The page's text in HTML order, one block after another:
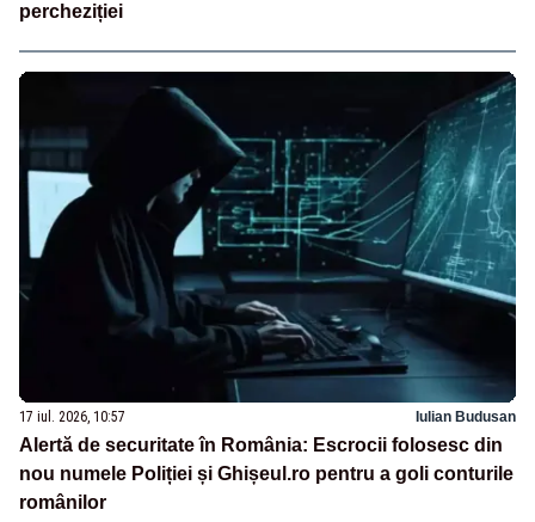
percheziției
17 iul. 2026, 10:57 Iulian Budusan
Alertă de securitate în România: Escrocii folosesc din
nou numele Poliției și Ghișeul.ro pentru a goli conturile
românilor